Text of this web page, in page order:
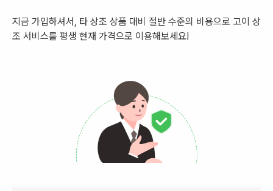
지금 가입하셔서, 타 상조 상품 대비 절반 수준의 비용으로 고이 상
조 서비스를 평생 현재 가격으로 이용해보세요!